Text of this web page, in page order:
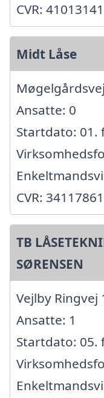
CVR: 41013141
Midt Låse
Ansatte: 0
Startdato: 01.
CVR: 34117861
TB
SØRENSEN
Vejlby Ringvej
Ansatte: 1
Startdato: 05.